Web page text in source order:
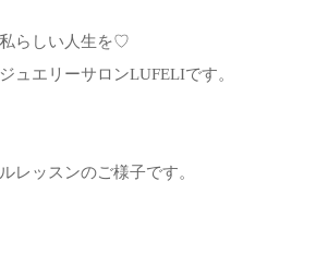
らしい人生を♡
ュエリーサロンLUFELIです。
レッスンのご様子です。